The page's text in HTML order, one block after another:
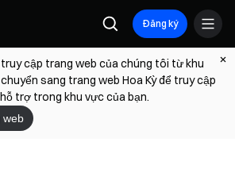
Đăng ký
cập trang web của chúng tôi từ khu
sang trang web Hoa Kỳ để truy cập
trợ trong khu vực của bạn.
web